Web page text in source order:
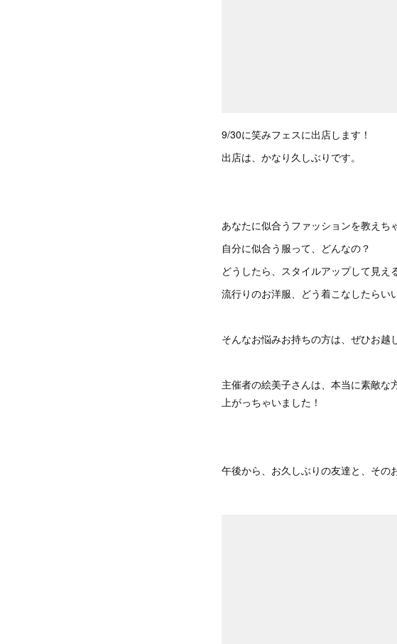
9/30に笑みフェスに出店します！
出店は、かなり久しぶりです。
あなたに似合うファッションを教えち
自分に似合う服って、どんなの？
どうしたら、スタイルアップして見え
流行りのお洋服、どう着こなしたらい
そんなお悩みお持ちの方は、ぜひお越
主催者の絵美子さんは、本当に素敵な
上がっちゃいました！
午後から、お久しぶりの友達と、その